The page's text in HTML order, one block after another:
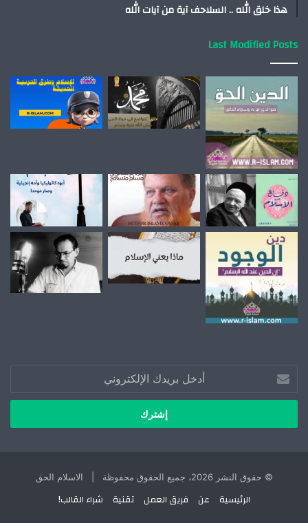
هذا خلق الله .. السلاحف آية من آيات الله
Last Modified Posts
بريدك
الإلكتروني
© حقوق النشر 2026، جميع الحقوق محفوظة | الاسلام الحق
الرئيسية عن فريق العمل تقنية شراء القالب!